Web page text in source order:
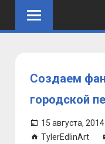
Создаем
городской
15 августа, 2014
TylerEdlinArt